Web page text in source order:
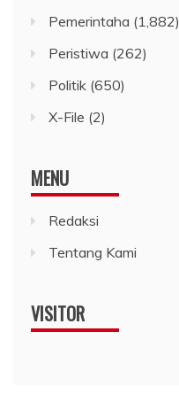
Pemerintaha (1,882)
Peristiwa (262)
Politik (650)
X-File (2)
MENU
Redaksi
Tentang Kami
VISITOR